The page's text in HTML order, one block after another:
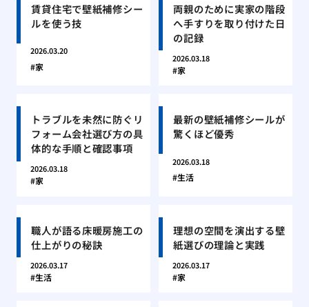
賃貸住宅で壁紙補修シー
ルを使う技
2026.03.20
家
両親のために実家の階段
へ手すりを取り付けた日
の記録
2026.03.18
家
トラブルを未然に防ぐリ
フォーム会社選び方の具
体的な手順と確認事項
2026.03.18
家
最新の壁紙補修シールが
驚くほど優秀
2026.03.18
生活
職人が語る床暖房施工の
仕上がりの秘訣
2026.03.17
生活
理想の空間を演出する壁
紙選びの理論と実践
2026.03.17
家